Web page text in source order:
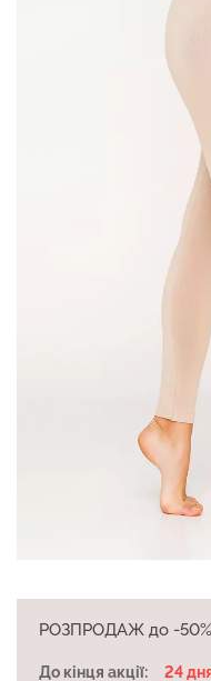
РОЗПРОДАЖ до -50%
До кінця акції: 24
Безшовні легінси з
мікрофібри